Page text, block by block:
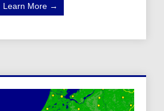
Learn More →